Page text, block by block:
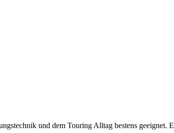
und dem Touring Alltag bestens geeignet.